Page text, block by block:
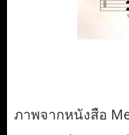
ภาพจากหนังสือ